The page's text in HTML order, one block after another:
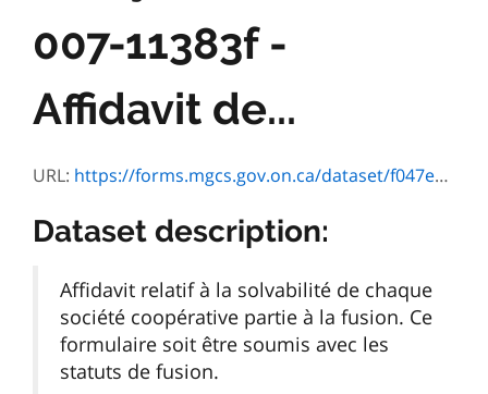
007-11383f -
Affidavit de...
URL: https://forms.mgcs.gov.on.ca/dataset/f047eaca-3413-4404-9e01-53bef65a4a46/resource/4a71b917-18d8-4b04-8146-8137490465f1/download/11383f.pdf
Dataset description:
Affidavit relatif à la solvabilité de chaque
société coopérative partie à la fusion. Ce
formulaire soit être soumis avec les
statuts de fusion.